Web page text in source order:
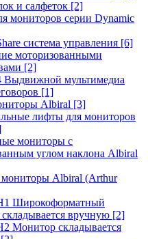
и салфеток [2]
мониторов серии Dynamic
система управления [6]
моторизованными
[2]
Выдвижной мультимедиа
[1]
Albiral [3]
лифты для мониторов
мониторы с
углом наклона Albiral
Albiral (Arthur
Широкоформатный
вручную [2]
Монитор складывается